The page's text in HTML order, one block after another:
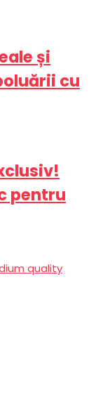
și
cu
pentru